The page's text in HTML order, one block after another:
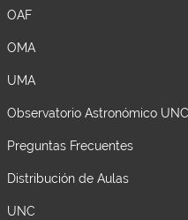
OAF
OMA
UMA
Observatorio Astronómico UNC
Preguntas Frecuentes
Distribución de Aulas
UNC